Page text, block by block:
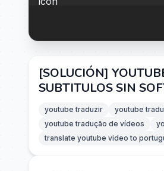
[SOLUCIÓN]
SUBTITULOS SIN
youtube traduzir youtube
youtube tradução de vídeos
translate youtube video to